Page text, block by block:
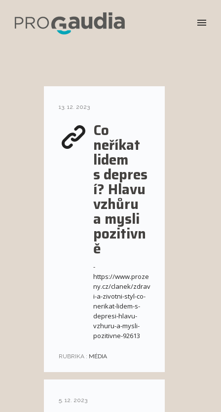
13. 12. 2023
Co
neříkat
lidem
s depres
í? Hlavu
vzhůru
a mysli
pozitivn
ě
-
https://www.proze
ny.cz/clanek/zdrav
i-a-zivotni-styl-co-
nerikat-lidem-s-
depresi-hlavu-
vzhuru-a-mysli-
pozitivne-92613
RUBRIKA : MÉDIA
5. 12. 2023